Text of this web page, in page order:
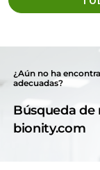
¿Aún no ha
adecuadas?
Búsqueda de
bionity.com